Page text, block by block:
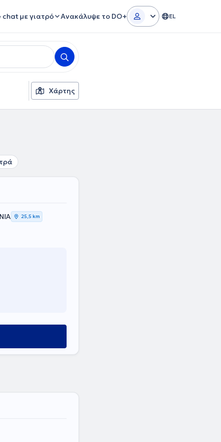
chat με γιατρό Ανακάλυψε το DO+ EL
Χάρτης
25,5 km